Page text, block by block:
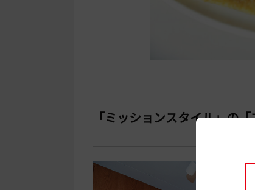
「ミッションスタイル」の